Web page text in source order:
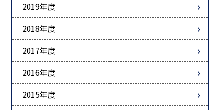
2019年度
2018年度
2017年度
2016年度
2015年度